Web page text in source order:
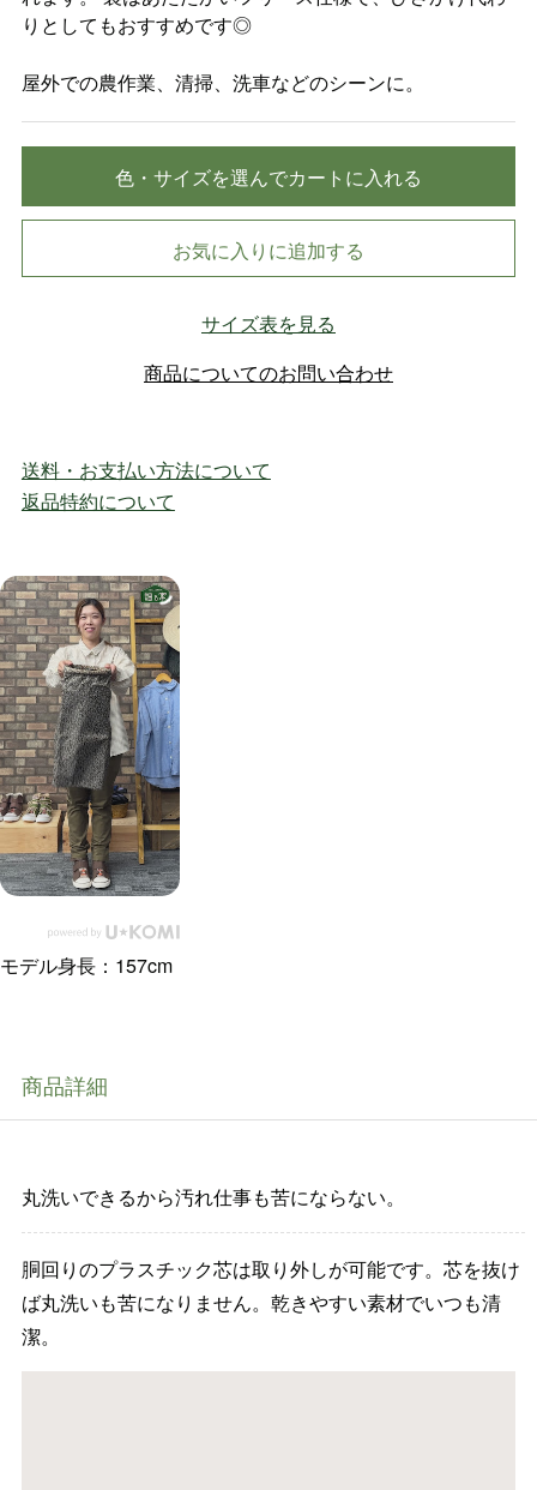
りとしてもおすすめです◎
屋外での農作業、清掃、洗車などのシーンに。
色・サイズを選んでカートに入れる
お気に入りに追加する
サイズ表を見る
商品についてのお問い合わせ
送料・お支払い方法について
返品特約について
モデル身長：157cm
商品詳細
丸洗いできるから汚れ仕事も苦にならない。
胴回りのプラスチック芯は取り外しが可能です。芯を抜け
ば丸洗いも苦になりません。乾きやすい素材でいつも清
潔。